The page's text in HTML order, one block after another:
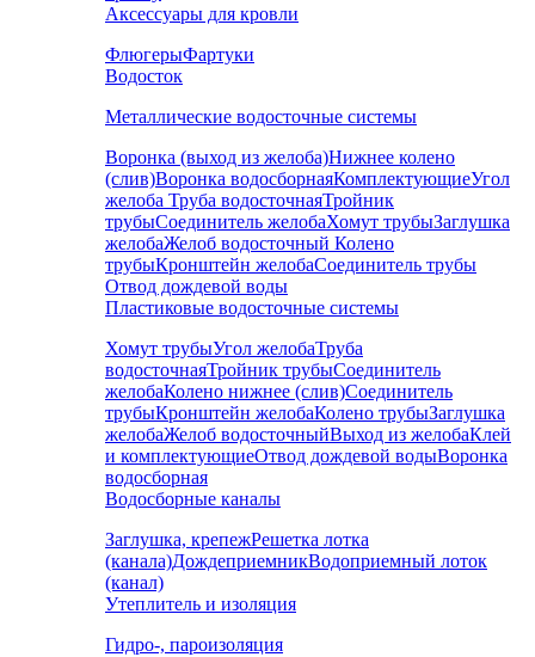
Аксессуары для кровли
ФлюгерыФартуки
Водосток
Металлические водосточные системы
Воронка (выход из желоба)Нижнее колено
(слив)Воронка водосборнаяКомплектующиеУгол
желоба Труба водосточнаяТройник
трубыСоединитель желобаХомут трубыЗаглушка
желобаЖелоб водосточный Колено
трубыКронштейн желобаСоединитель трубы
Отвод дождевой воды
Пластиковые водосточные системы
Хомут трубыУгол желобаТруба
водосточнаяТройник трубыСоединитель
желобаКолено нижнее (слив)Соединитель
трубыКронштейн желобаКолено трубыЗаглушка
желобаЖелоб водосточныйВыход из желобаКлей
и комплектующиеОтвод дождевой водыВоронка
водосборная
Водосборные каналы
Заглушка, крепежРешетка лотка
(канала)ДождеприемникВодоприемный лоток
(канал)
Утеплитель и изоляция
Гидро-, пароизоляция